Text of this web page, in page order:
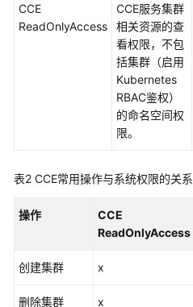
责
等
协
CCE
ReadOnlyAccess
CCE服务集群
相关资源的查
看权限，不包
括集群（启用
Kubernetes
RBAC鉴权）
的命名空间权
限。
表2 CCE常用操作与系统权限的关系
操作
CCE
ReadOnlyAccess
创建集群 x
删除集群 x